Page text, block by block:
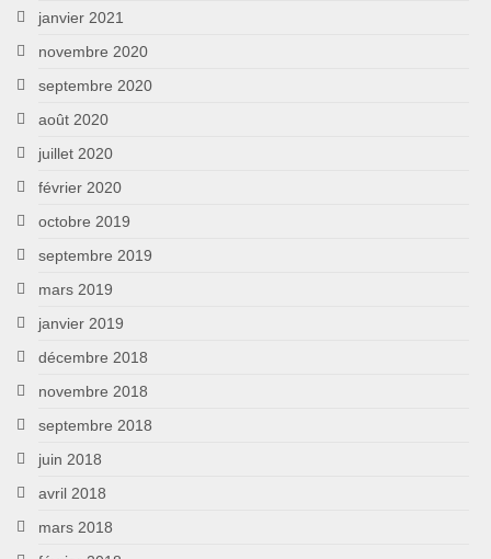
janvier 2021
novembre 2020
septembre 2020
août 2020
juillet 2020
février 2020
octobre 2019
septembre 2019
mars 2019
janvier 2019
décembre 2018
novembre 2018
septembre 2018
juin 2018
avril 2018
mars 2018